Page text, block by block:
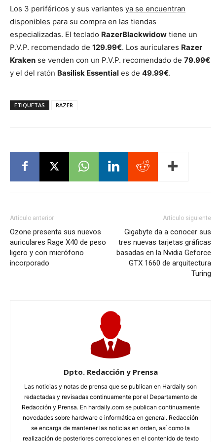
Los 3 periféricos y sus variantes ya se encuentran
disponibles para su compra en las tiendas
especializadas. El teclado RazerBlackwidow tiene un
P.V.P. recomendado de 129.99€. Los auriculares Razer
Kraken se venden con un P.V.P. recomendado de 79.99€
y el del ratón Basilisk Essential es de 49.99€.
ETIQUETAS RAZER
Artículo anterior
Ozone presenta sus nuevos
auriculares Rage X40 de peso
ligero y con micrófono
incorporado
Artículo siguiente
Gigabyte da a conocer sus
tres nuevas tarjetas gráficas
basadas en la Nvidia Geforce
GTX 1660 de arquitectura
Turing
Dpto. Redacción y Prensa
Las noticias y notas de prensa que se publican en Hardaily son
redactadas y revisadas continuamente por el Departamento de
Redacción y Prensa. En hardaily.com se publican continuamente
novedades sobre hardware e informática en general. Redacción
se encarga de mantener las noticias en orden, así como la
realización de posteriores correcciones en el contenido de texto